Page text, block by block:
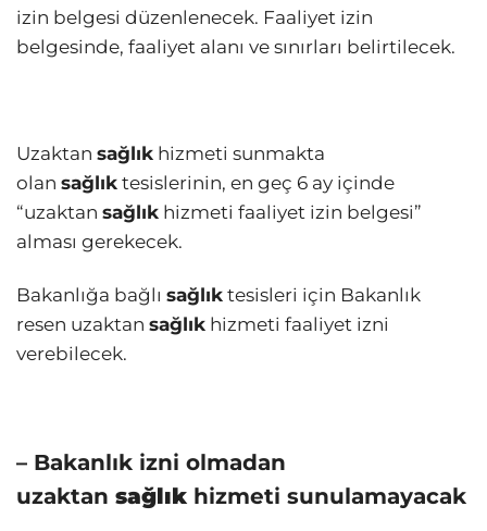
izin belgesi düzenlenecek. Faaliyet izin
belgesinde, faaliyet alanı ve sınırları belirtilecek.
Uzaktan sağlık hizmeti sunmakta
olan sağlık tesislerinin, en geç 6 ay içinde
“uzaktan sağlık hizmeti faaliyet izin belgesi”
alması gerekecek.
Bakanlığa bağlı sağlık tesisleri için Bakanlık
resen uzaktan sağlık hizmeti faaliyet izni
verebilecek.
– Bakanlık izni olmadan
uzaktan sağlık hizmeti sunulamayacak